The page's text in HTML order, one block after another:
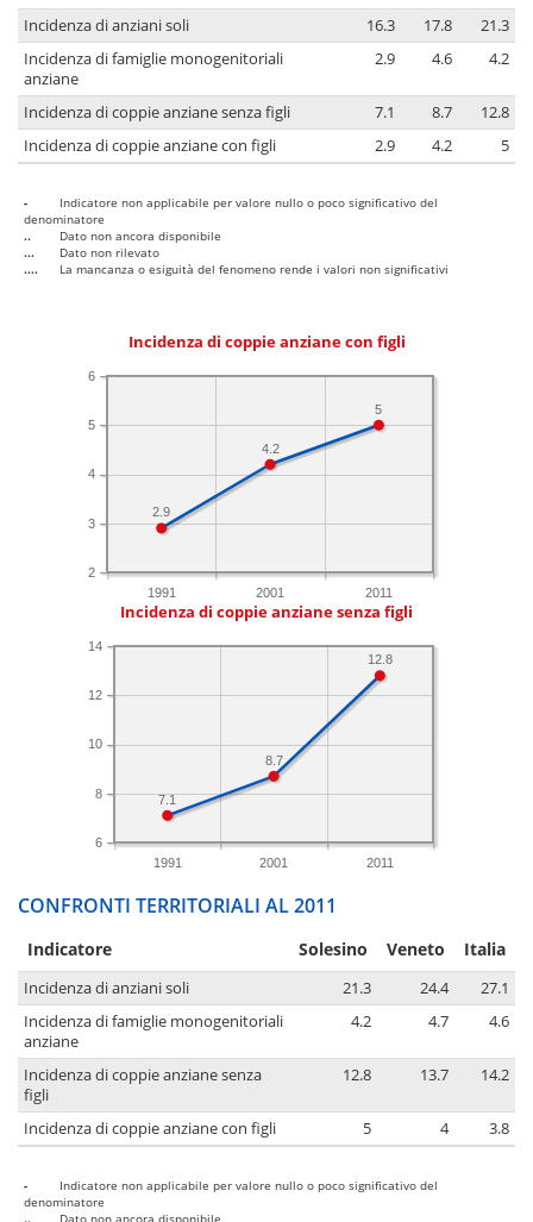
Incidenza di anziani soli 16.3 17.8
21.3
Incidenza di famiglie monogenitoriali
anziane
2.9 4.6 4.2
Incidenza di coppie anziane senza figli 7.1 8.7
12.8
Incidenza di coppie anziane con figli
2.9 4.2 5
-
Indicatore non applicabile per valore nullo o poco significativo del
denominatore
..
Dato non ancora disponibile
...
Dato non rilevato
....
La mancanza o esiguità del fenomeno rende i valori non significativi
Incidenza di coppie anziane con figli
1991 2001 2011
2
3
4
5
6
5
4.2
2.9
Incidenza di coppie anziane senza figli
1991 2001 2011
6
8
10
12
14
12.8
8.7
7.1
CONFRONTI TERRITORIALI AL 2011
Indicatore Solesino Veneto Italia
Incidenza di anziani soli 21.3 24.4
27.1
Incidenza di famiglie monogenitoriali
anziane
4.2 4.7 4.6
Incidenza di coppie anziane senza
figli
12.8 13.7 14.2
Incidenza di coppie anziane con figli 5 4 3.8
-
Indicatore non applicabile per valore nullo o poco significativo del
denominatore